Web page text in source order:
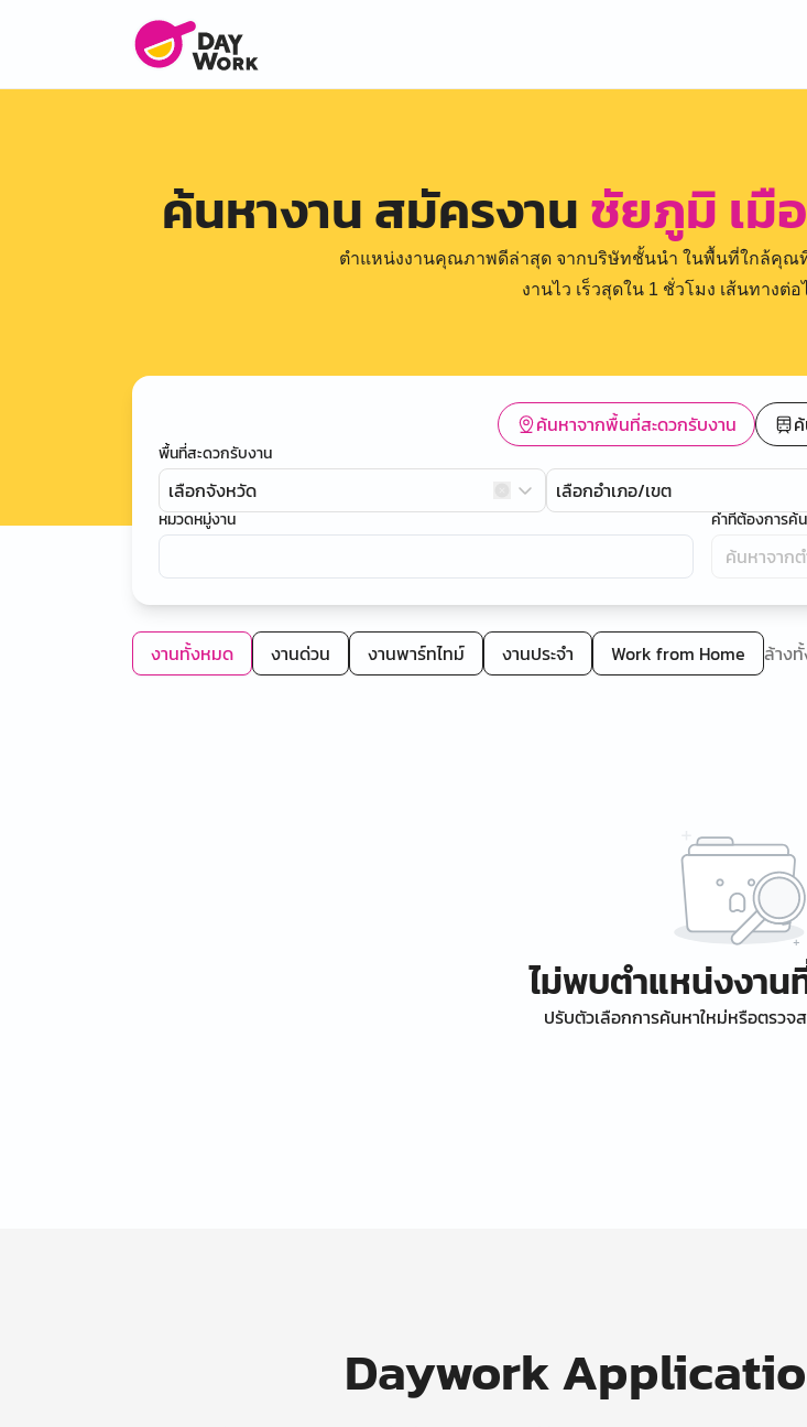
ค้นหางาน สมัครงานชัยภูมิ เมื
ตำแหน่งงานคุณภาพดีล่าสุด จากบริษัทชั้นนำ ในพื้นที่ใกล้คุณ
งานไว เร็วสุดใน 1 ชั่วโมง เส้นทาง
ค้นหาจากพื้นที่สะดวกรับงาน
พื้นที่สะดวกรับงาน
เลือกจังหวัด เลือกอำเภอ/เขต
หมวดหมู่งาน คำที่ต้องการค้
งานทั้งหมด งานด่วน งานพาร์ทไทม์ งานประจำ Work from Home ล้าง
ไม่พบตำแหน่งงา
ปรับตัวเลือกการค้นหาใหม่หรือตรวจ
Daywork